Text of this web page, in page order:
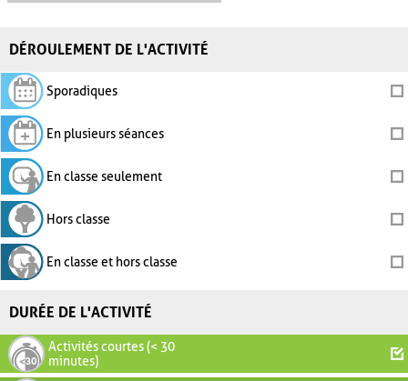
DÉROULEMENT DE L'ACTIVITÉ
Sporadiques
En plusieurs séances
En classe seulement
Hors classe
En classe et hors classe
DURÉE DE L'ACTIVITÉ
Activités courtes (< 30
minutes)